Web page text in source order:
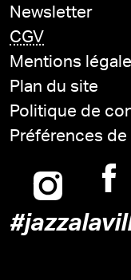
Newsletter
CGV
Mentions
Plan du site
Politique de
Préférences